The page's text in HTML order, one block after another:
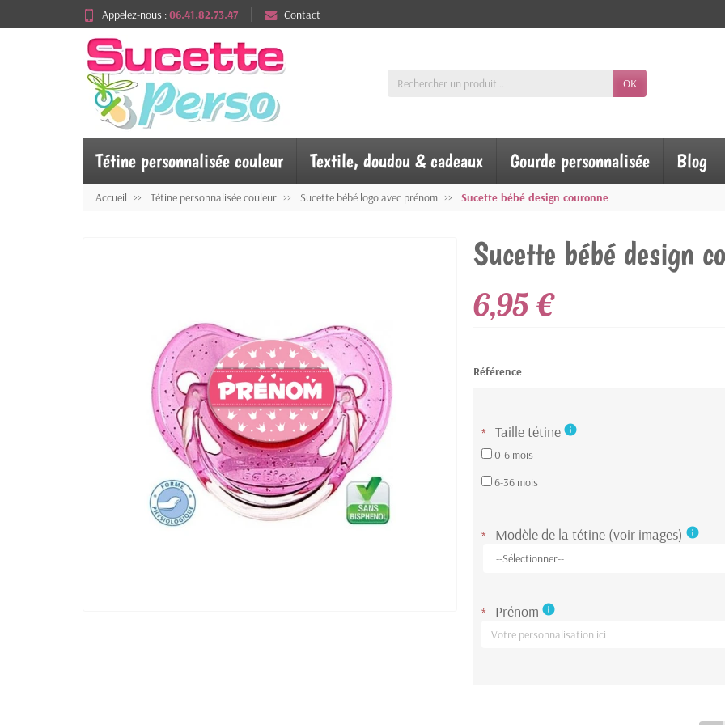
Appelez-nous :06.41.82.73.47 Contact
OK
Tétine personnalisée couleur Textile, doudou & cadeaux Gourde personnalisée Blog
Accueil Tétine personnalisée couleur Sucette bébé logo avec prénom Sucette bébé design couronne
Sucette bébé design
6,95 €
Référence
* Taille tétine info
0-6 mois
6-36 mois
* Modèle de la tétine (voir images) info
* Prénom info